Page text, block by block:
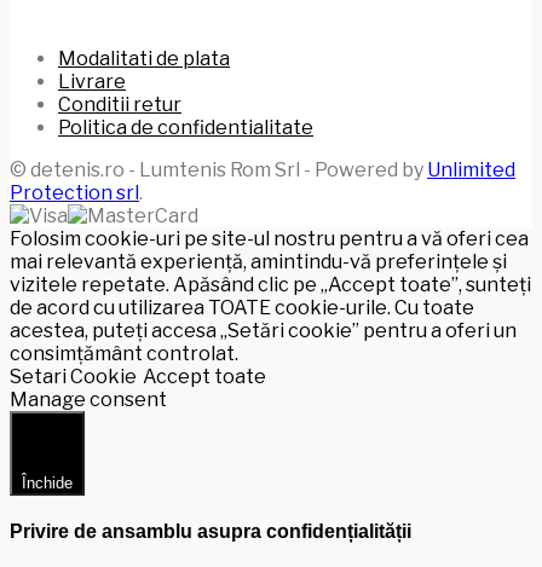
Modalitati de plata
Livrare
Conditii retur
Politica de confidentialitate
© detenis.ro - Lumtenis Rom Srl - Powered by Unlimited
Protection srl.
Folosim cookie-uri pe site-ul nostru pentru a vă oferi cea
mai relevantă experiență, amintindu-vă preferințele și
vizitele repetate. Apăsând clic pe „Accept toate”, sunteți
de acord cu utilizarea TOATE cookie-urile. Cu toate
acestea, puteți accesa „Setări cookie” pentru a oferi un
consimțământ controlat.
Setari Cookie Accept toate
Manage consent
Închide
Privire de ansamblu asupra confidențialității